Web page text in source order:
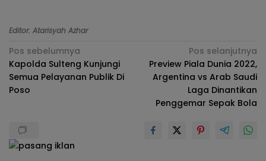
Editor: Atarisyah Azhar
Navigasi
pos
Pos sebelumnya
Kapolda Sulteng Kunjungi
Semua Pelayanan Publik Di
Poso
Pos selanjutnya
Preview Piala Dunia 2022,
Argentina vs Arab Saudi
Laga Dinantikan
Penggemar Sepak Bola